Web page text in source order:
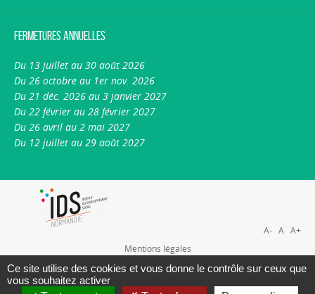
Fermetures annuelles
Du 13 juillet au 30 août 2026
Du 26 octobre au 1er nov. 2026
Du 21 déc. 2026 au 3 janvier 2027
Du 22 février au 28 février 2027
Du 26 avril au 2 mai 2027
Du 12 juillet au 29 août 2027
Mentions légales
Plan du site
Nous contacter
A- A A+
Ce site utilise des cookies et vous donne le contrôle sur ceux que
vous souhaitez activer